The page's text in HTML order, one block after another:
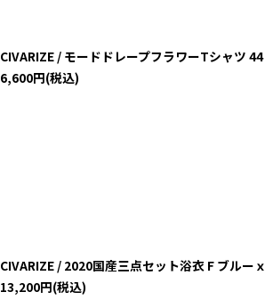
CIVARIZE / モードドレープフラワーTシャツ
6,600円(税込)
CIVARIZE / 2020国産三点セット浴衣 F ブル
13,200円(税込)